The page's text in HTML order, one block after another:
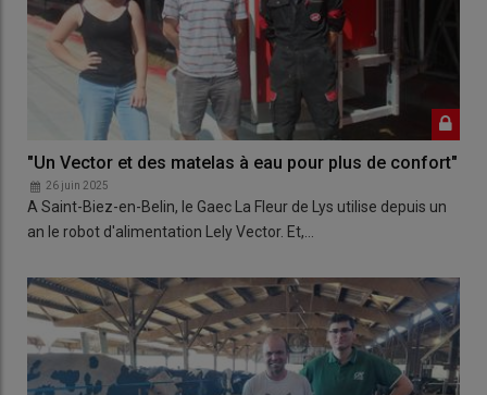
"Un Vector et des matelas à eau pour plus de confort"
26 juin 2025
A Saint-Biez-en-Belin, le Gaec La Fleur de Lys utilise depuis un
an le robot d'alimentation Lely Vector. Et,…